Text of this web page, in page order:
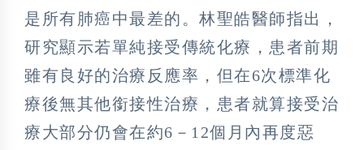
是所有肺癌中最差的。林聖皓醫師指出，
研究顯示若單純接受傳統化療，患者前期
雖有良好的治療反應率，但在6次標準化
療後無其他銜接性治療，患者就算接受治
療大部分仍會在約6－12個月內再度惡